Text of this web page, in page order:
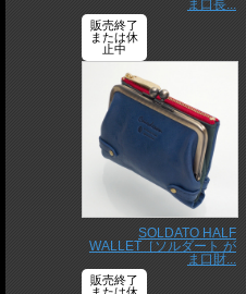
ま口長...
販売終了
または休
止中
SOLDATO HALF
WALLET［ソルダート が
ま口財...
販売終了